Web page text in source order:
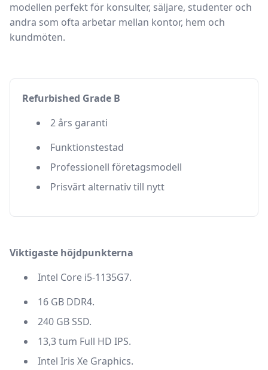
modellen perfekt för konsulter, säljare, studenter och
andra som ofta arbetar mellan kontor, hem och
kundmöten.
Refurbished Grade B
2 års garanti
Funktionstestad
Professionell företagsmodell
Prisvärt alternativ till nytt
Viktigaste höjdpunkterna
Intel Core i5-1135G7.
16 GB DDR4.
240 GB SSD.
13,3 tum Full HD IPS.
Intel Iris Xe Graphics.